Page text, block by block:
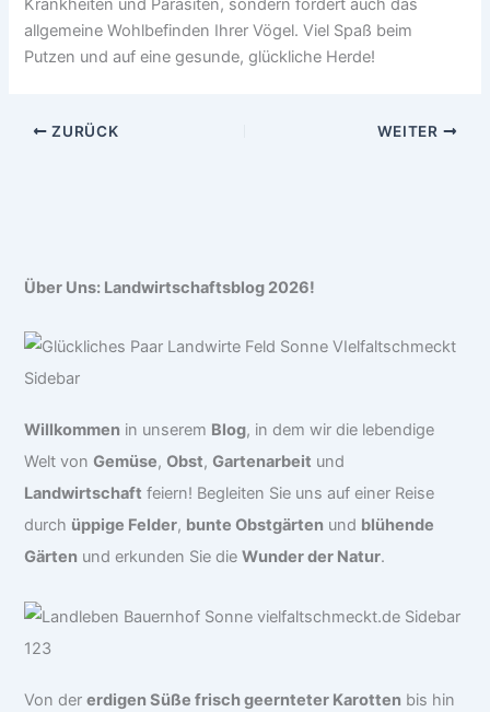
Krankheiten und Parasiten, sondern fördert auch das
allgemeine Wohlbefinden Ihrer Vögel. Viel Spaß beim
Putzen und auf eine gesunde, glückliche Herde!
ZURÜCK WEITER
Über Uns: Landwirtschaftsblog 2026!
Willkommen in unserem Blog, in dem wir die lebendige
Welt vonGemüse,Obst,Gartenarbeit und
Landwirtschaft feiern! Begleiten Sie uns auf einer Reise
durch üppige Felder, bunte Obstgärten und blühende
Gärten und erkunden Sie dieWunder der Natur.
Von dererdigen Süße frisch geernteter Karotten bis hin